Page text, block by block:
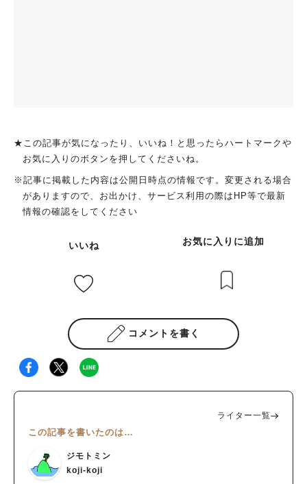
★この記事が気になったり、いいね！と思ったらハートマークや
お気に入りのボタンを押してくださいね。
※記事に掲載した内容は公開日時点の情報です。変更される場合
がありますので、お出かけ、サービス利用の際はHP等で最新
情報の確認をしてください
いいね お気に入りに追加
コメントを書く
ライター一覧
この記事を書いたのは…
ジモトミン
koji-koji